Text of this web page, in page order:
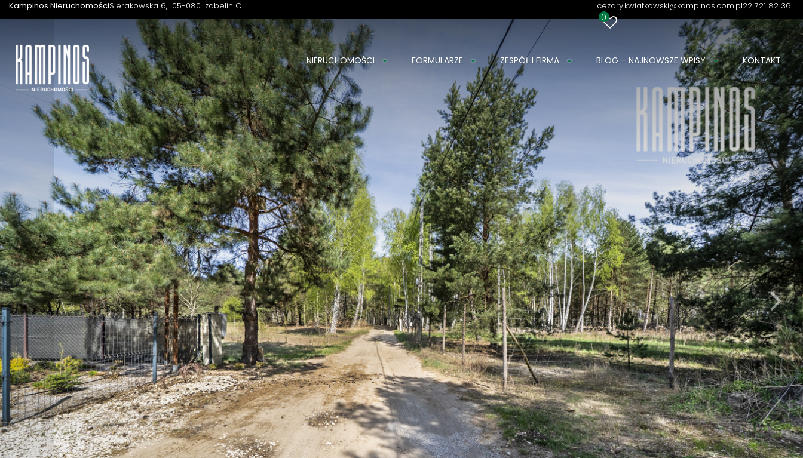
Kampinos NieruchomościSierakowska 6 05-080 Izabelin C cezary.kwiatkowski@kampinos.com.pl22 721 82 36
0
NIERUCHOMOŚCI FORMULARZE ZESPÓŁ I FIRMA BLOG – NAJNOWSZE WPISY KONTAKT